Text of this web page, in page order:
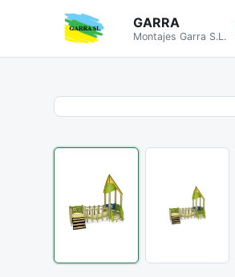
GARRA
Montajes Garra S.L.